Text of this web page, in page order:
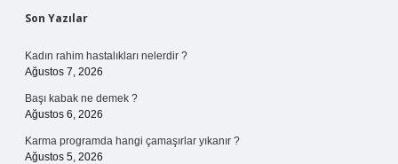
Sidebar
Son Yazılar
Kadın rahim hastalıkları nelerdir ?
Ağustos 7, 2026
Başı kabak ne demek ?
Ağustos 6, 2026
Karma programda hangi çamaşırlar yıkanır ?
Ağustos 5, 2026